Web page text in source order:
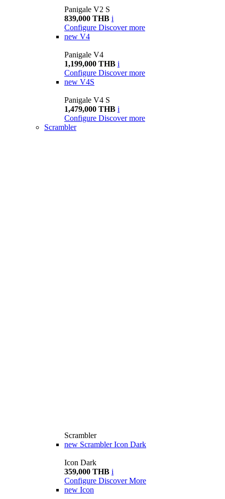
Panigale V2 S
839,000 THB i
Configure Discover more
new V4
Panigale V4
1,199,000 THB i
Configure Discover more
new V4S
Panigale V4 S
1,479,000 THB i
Configure Discover more
Scrambler
Scrambler
new Scrambler Icon Dark
Icon Dark
359,000 THB i
Configure Discover More
new Icon